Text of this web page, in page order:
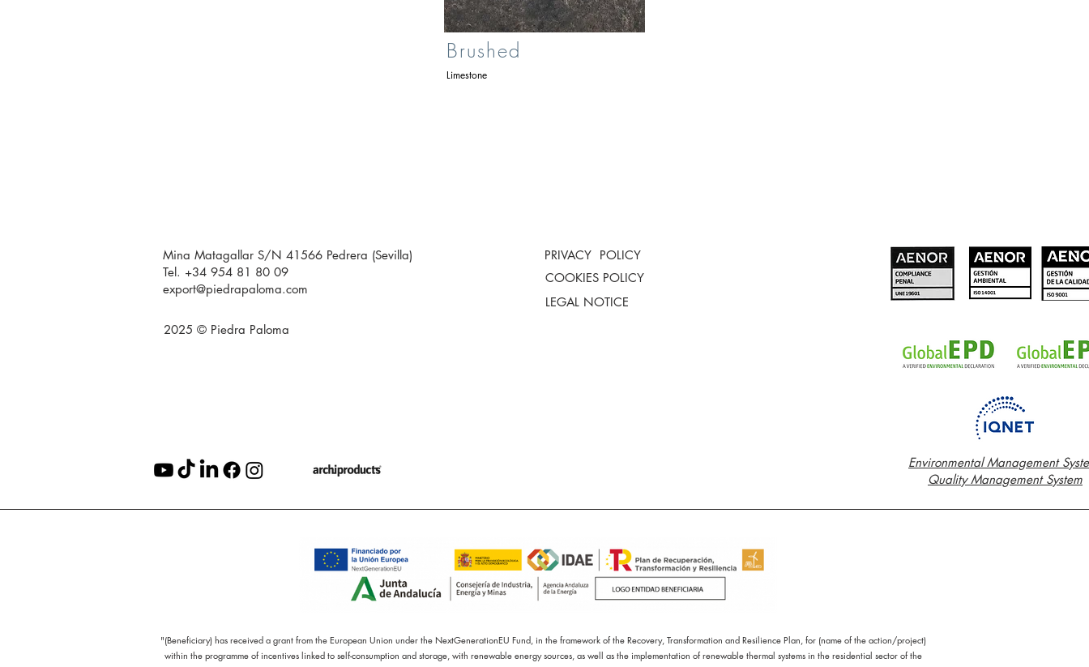
Brushed
Limestone
Mina Matagallar S/N 41566 Pedrera (Sevilla)
Tel. +34 954 81 80 09
export@piedrapaloma.com
2025 © Piedra Paloma
PRIVACY POLICY
COOKIES POLICY
LEGAL NOTICE
Environmental Management
Quality Management System
"(Beneficiary) has received a grant from the European Union under the NextGenerationEU Fund, in the framework of the Recovery, Transformation and Resilience Plan, for (name of the action/project)
within the programme of incentives linked to self-consumption and storage, with renewable energy sources, as well as the implementation of renewable thermal systems in the residential sector of the